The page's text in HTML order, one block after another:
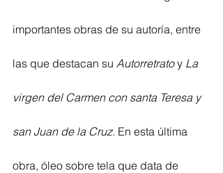
importantes obras de su autoría, entre
las que destacan su Autorretrato y La
virgen del Carmen con santa Teresa y
san Juan de la Cruz. En esta última
obra, óleo sobre tela que data de